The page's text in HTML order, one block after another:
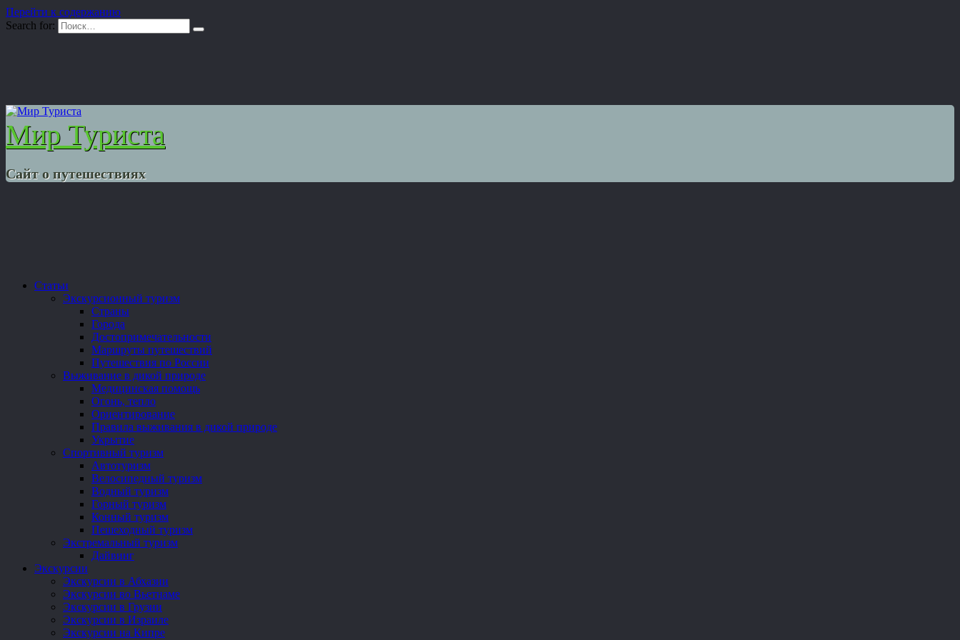
Перейти к содержанию
Search for:
Мир Туриста
Сайт о путешествиях
Статьи
Экскурсионный туризм
Страны
Города
Достопримечательности
Маршруты путешествий
Путешествия по России
Выживание в дикой природе
Медицинская помощь
Огонь, тепло
Ориентирование
Правила выживания в дикой природе
Укрытие
Спортивный туризм
Автотуризм
Велосипедный туризм
Водный туризм
Горный туризм
Конный туризм
Пешеходный туризм
Экстремальный туризм
Дайвинг
Экскурсии
Экскурсии в Абхазии
Экскурсии во Вьетнаме
Экскурсии в Грузии
Экскурсии в Израиле
Экскурсии на Кипре